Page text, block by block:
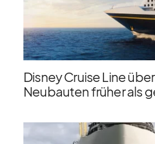
Disney Cruise Line
Neubauten früher als